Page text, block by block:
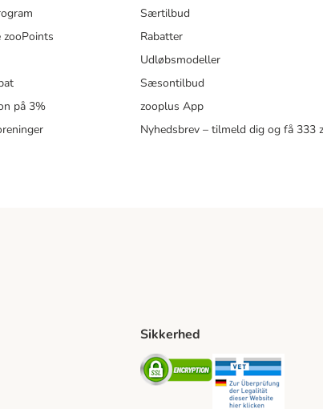
på 3%
Særtilbud
Rabatter
Udløbsmodeller
Sæsontilbud
zooplus App
Nyhedsbrev – tilmeld dig og få 333
Method
Sikkerhed
Security